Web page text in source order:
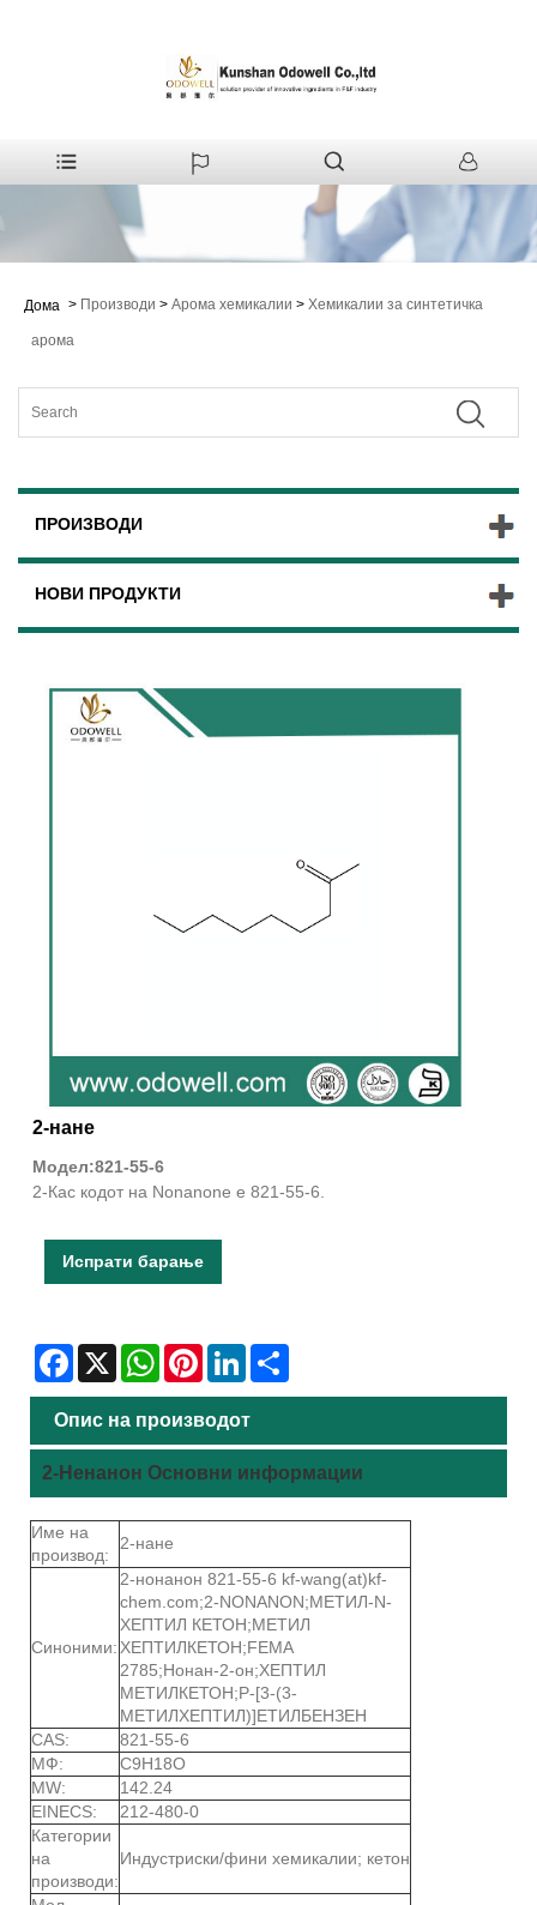
Дома > Производи > Арома хемикалии > Хемикалии за синтетичка
арома
ПРОИЗВОДИ
НОВИ ПРОДУКТИ
2-нане
Модел:821-55-6
2-Кас кодот на Nonanone е 821-55-6.
Испрати барање
Facebook
X WhatsAppPinterestLinkedIn
Опис на производот
2-Ненанон Основни информации
Име на
производ:
2-нане
Синоними:
2-нонанон 821-55-6 kf-wang(at)kf-
chem.com;2-NONANON;МЕТИЛ-N-
ХЕПТИЛ КЕТОН;МЕТИЛ
ХЕПТИЛКЕТОН;FEMA
2785;Нонан-2-он;ХЕПТИЛ
МЕТИЛКЕТОН;P-[3-(3-
МЕТИЛХЕПТИЛ)]ЕТИЛБЕНЗЕН
CAS:
821-55-6
МФ:
C9H18O
MW:
142.24
EINECS:
212-480-0
Категории
на
производи:
Индустриски/фини хемикалии; кетон